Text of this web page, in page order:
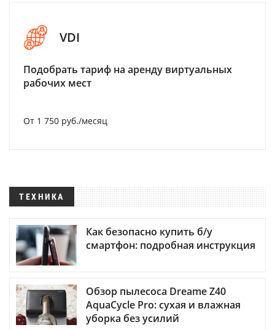
VDI
Подобрать тариф на аренду виртуальных
рабочих мест
От 1 750 руб./месяц
ТЕХНИКА
Как безопасно купить б/у
смартфон: подробная инструкция
Обзор пылесоса Dreame Z40
AquaCycle Pro: сухая и влажная
уборка без усилий